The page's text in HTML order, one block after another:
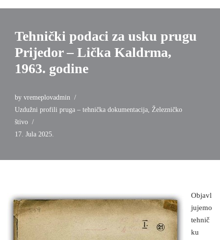
Tehnički podaci za usku prugu
Prijedor – Lička Kaldrma,
1963. godine
by vremeplovadmin
Uzdužni profili pruga – tehnička dokumentacija Železničko
štivo
17. Jula 2025.
Objavl
jujemo
tehnič
ku